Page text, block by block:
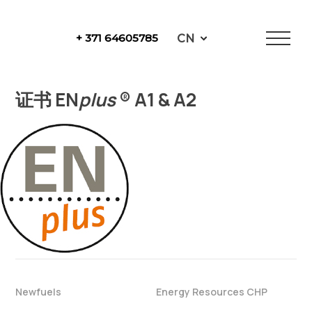
+ 371 64605785 CN
证书 ENplus® A1 & A2
Newfuels Energy Resources CHP